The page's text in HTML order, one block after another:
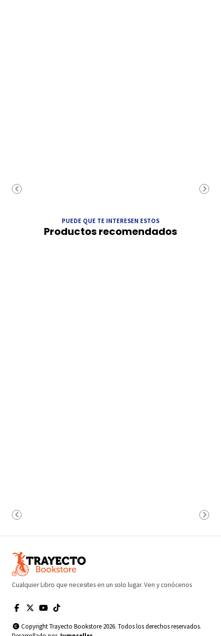
PUEDE QUE TE INTERESEN ESTOS
Productos recomendados
Cualquier Libro que necesites en un solo lugar. Ven y conócenos
Copyright Trayecto Bookstore 2026. Todos los derechos reservados.